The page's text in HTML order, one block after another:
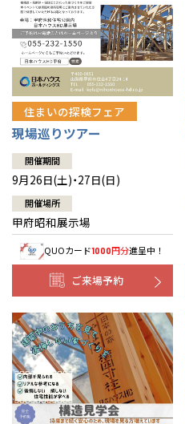
住まいの探検フェア
現場巡りツアー
開催期間
9月26日(土)・27日(日)
開催場所
甲府昭和展示場
QUOカード1000円分進呈中！
ご来場予約